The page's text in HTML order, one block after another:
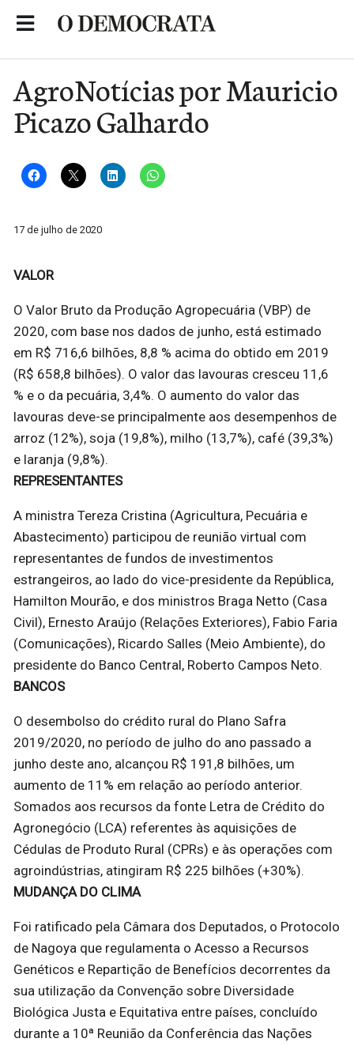
AgroNotícias por Mauricio
Picazo Galhardo
17 de julho de 2020
VALOR
O Valor Bruto da Produção Agropecuária (VBP) de
2020, com base nos dados de junho, está estimado
em R$ 716,6 bilhões, 8,8 % acima do obtido em 2019
(R$ 658,8 bilhões). O valor das lavouras cresceu 11,6
% e o da pecuária, 3,4%. O aumento do valor das
lavouras deve-se principalmente aos desempenhos de
arroz (12%), soja (19,8%), milho (13,7%), café (39,3%)
e laranja (9,8%).
REPRESENTANTES
A ministra Tereza Cristina (Agricultura, Pecuária e
Abastecimento) participou de reunião virtual com
representantes de fundos de investimentos
estrangeiros, ao lado do vice-presidente da República,
Hamilton Mourão, e dos ministros Braga Netto (Casa
Civil), Ernesto Araújo (Relações Exteriores), Fabio Faria
(Comunicações), Ricardo Salles (Meio Ambiente), do
presidente do Banco Central, Roberto Campos Neto.
BANCOS
O desembolso do crédito rural do Plano Safra
2019/2020, no período de julho do ano passado a
junho deste ano, alcançou R$ 191,8 bilhões, um
aumento de 11% em relação ao período anterior.
Somados aos recursos da fonte Letra de Crédito do
Agronegócio (LCA) referentes às aquisições de
Cédulas de Produto Rural (CPRs) e às operações com
agroindústrias, atingiram R$ 225 bilhões (+30%).
MUDANÇA DO CLIMA
Foi ratificado pela Câmara dos Deputados, o Protocolo
de Nagoya que regulamenta o Acesso a Recursos
Genéticos e Repartição de Benefícios decorrentes da
sua utilização da Convenção sobre Diversidade
Biológica Justa e Equitativa entre países, concluído
durante a 10ª Reunião da Conferência das Nações